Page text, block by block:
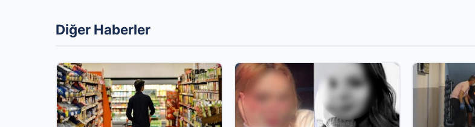
Diğer Haberler